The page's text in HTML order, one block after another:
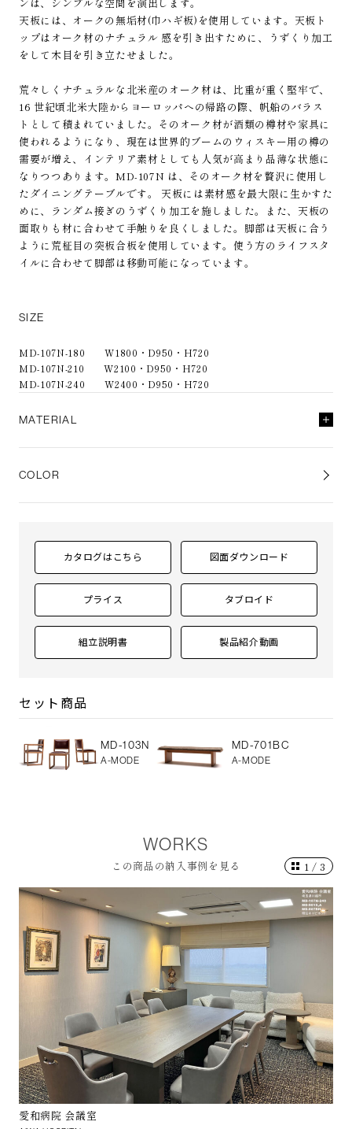
天板には、オークの無垢材(巾ハギ板)を使用しています。天板ト
ップはオーク材のナチュラル 感を引き出すために、うずくり加工
をして木目を引き立たせました。
荒々しくナチュラルな北米産のオーク材は、比重が重く堅牢で、
16 世紀頃北米大陸からヨーロッパへの帰路の際、帆船のバラス
トとして積まれていました。そのオーク材が酒類の樽材や家具に
使われるようになり、現在は世界的ブームのウィスキー用の樽の
需要が増え、インテリア素材としても人気が高まり品薄な状態に
なりつつあります。MD-107N は、そのオーク材を贅沢に使用し
たダイニングテーブルです。 天板には素材感を最大限に生かすた
めに、ランダム接ぎのうずくり加工を施しました。また、天板の
面取りも材に合わせて手触りを良くしました。脚部は天板に合う
ように荒柾目の突板合板を使用しています。使う方のライフスタ
イルに合わせて脚部は移動可能になっています。
SIZE
MD-107N-180 W1800・D950・H720
MD-107N-210 W2100・D950・H720
MD-107N-240 W2400・D950・H720
MATERIAL
脚 オーク突板（全9色）・アジャスター付
COLOR
カタログはこちら 図面ダウンロード
プライス タブロイド
組立説明書 製品紹介動画
セット商品
MD-103N
A-MODE
MD-701BC
A-MODE
WORKS
この商品の納入事例を見る
愛和病院 会議室
1 / 3